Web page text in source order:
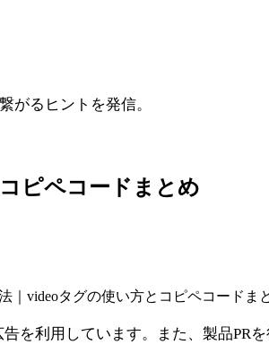
がるヒントを発信。
ピペコードまとめ
｜videoタグの使い方とコピペコードま
を利用しています。また、製品PRを